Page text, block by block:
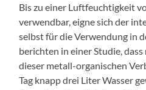
Bis zu einer Luftfeuchtigkeit
verwendbar, eigne sich der
selbst für die Verwendung in
berichten in einer Studie,
dieser metall-organischen
Tag knapp drei Liter Wasser